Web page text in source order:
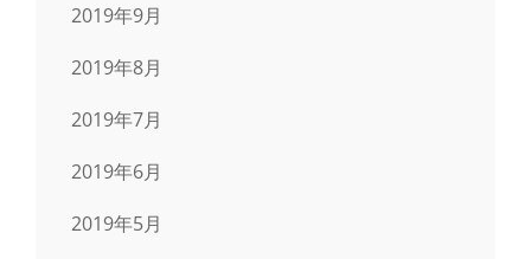
2019年9月
2019年8月
2019年7月
2019年6月
2019年5月